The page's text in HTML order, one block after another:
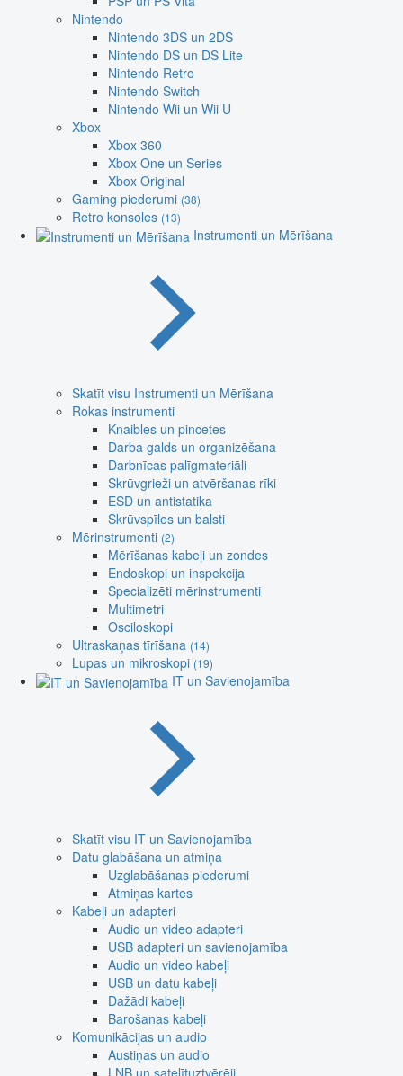
Nintendo
Nintendo 3DS un 2DS
Nintendo DS un DS Lite
Nintendo Retro
Nintendo Switch
Nintendo Wii un Wii U
Xbox
Xbox 360
Xbox One un Series
Xbox Original
Gaming piederumi (38)
Retro konsoles (13)
Instrumenti un Mērīšana
Skatīt visu Instrumenti un Mērīšana
Rokas instrumenti
Knaibles un pincetes
Darba galds un organizēšana
Darbnīcas palīgmateriāli
Skrūvgrieži un atvēršanas rīki
ESD un antistatika
Skrūvspīles un balsti
Mērinstrumenti (2)
Mērīšanas kabeļi un zondes
Endoskopi un inspekcija
Specializēti mērinstrumenti
Multimetri
Osciloskopi
Ultraskaņas tīrīšana (14)
Lupas un mikroskopi (19)
IT un Savienojamība
Skatīt visu IT un Savienojamība
Datu glabāšana un atmiņa
Uzglabāšanas piederumi
Atmiņas kartes
Kabeļi un adapteri
Audio un video adapteri
USB adapteri un savienojamība
Audio un video kabeļi
USB un datu kabeļi
Dažādi kabeļi
Barošanas kabeļi
Komunikācijas un audio
Austiņas un audio